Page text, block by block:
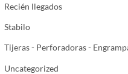
Recién llegados
Stabilo
Tijeras - Perforadoras -
Uncategorized